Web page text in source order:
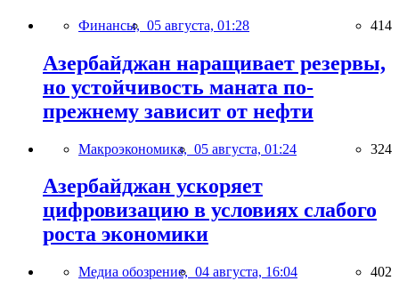
Финансы, 05 августа, 01:28 414
Азербайджан наращивает резервы,
но устойчивость маната по-
прежнему зависит от нефти
Макроэкономика, 05 августа, 01:24 324
Азербайджан ускоряет
цифровизацию в условиях слабого
роста экономики
Медиа обозрение, 04 августа, 16:04 402